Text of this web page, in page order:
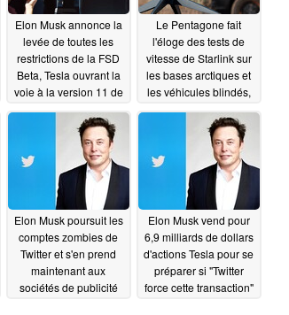
Elon Musk annonce la
levée de toutes les
restrictions de la FSD
Beta, Tesla ouvrant la
voie à la version 11 de
11/25/2022
Le Pentagone fait
l'éloge des tests de
vitesse de Starlink sur
les bases arctiques et
les véhicules blindés,
affirme que l'achat de
publicités SpaceX sur
Twitter était
"minuscule"
11/15/2022
Elon Musk poursuit les
comptes zombies de
Twitter et s'en prend
maintenant aux
sociétés de publicité
Elon Musk vend pour
6,9 milliards de dollars
d'actions Tesla pour se
préparer si "Twitter
force cette transaction"